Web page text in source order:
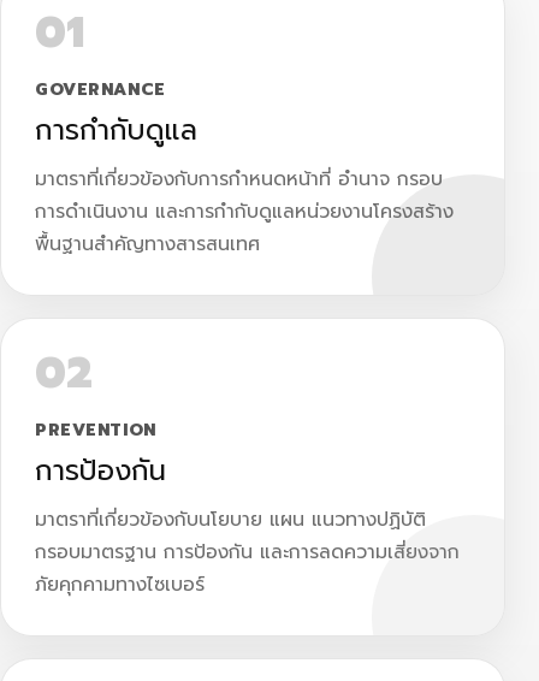
01
GOVERNANCE
การกำกับดูแล
มาตราที่เกี่ยวข้องกับการกำหนดหน้าที่ อำนาจ กรอบ
การดำเนินงาน และการกำกับดูแลหน่วยงานโครงสร้าง
พื้นฐานสำคัญทางสารสนเทศ
02
PREVENTION
การป้องกัน
มาตราที่เกี่ยวข้องกับนโยบาย แผน แนวทางปฏิบัติ
กรอบมาตรฐาน การป้องกัน และการลดความเสี่ยงจาก
ภัยคุกคามทางไซเบอร์